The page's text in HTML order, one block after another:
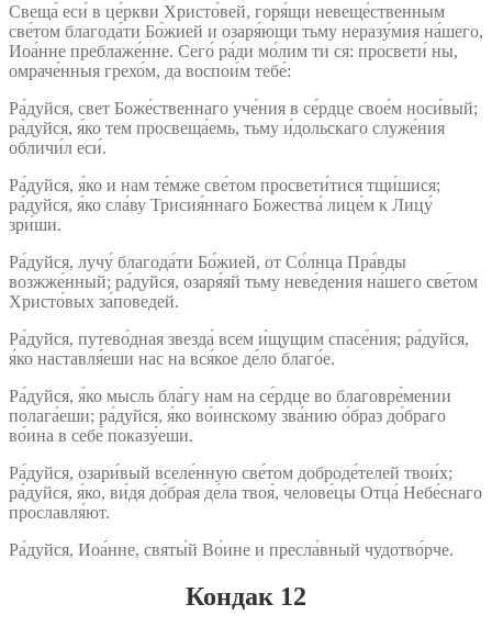
Свеща́ еси́ в це́ркви Христо́вей, горя́щи невеще́ственным
све́том благода́ти Бо́жией и озаря́ющи тьму неразу́мия на́шего,
Иоа́нне преблаже́нне. Сего́ ра́ди мо́лим ти ся: просвети́ ны,
омраче́нныя грехо́м, да воспои́м тебе́:
Ра́дуйся, свет Боже́ственнаго уче́ния в се́рдце свое́м носи́вый;
ра́дуйся, я́ко тем просвеща́емь, тьму и́дольскаго служе́ния
обличи́л еси́.
Ра́дуйся, я́ко и нам те́мже све́том просвети́тися тщи́шися;
ра́дуйся, я́ко сла́ву Трисия́ннаго Божества́ лице́м к Лицу́
зри́ши.
Ра́дуйся, лучу́ благода́ти Бо́жией, от Со́лнца Пра́вды
возжже́нный; ра́дуйся, озаря́яй тьму неве́дения на́шего све́том
Христо́вых за́поведей.
Ра́дуйся, путево́дная звезда́ всем и́щущим спасе́ния; ра́дуйся,
я́ко наставля́еши нас на вся́кое де́ло благо́е.
Ра́дуйся, я́ко мысль бла́гу нам на се́рдце во благовре́мении
полага́еши; ра́дуйся, я́ко во́инскому зва́нию о́браз до́браго
во́ина в себе́ показу́еши.
Ра́дуйся, озари́вый вселе́нную све́том доброде́телей твои́х;
ра́дуйся, я́ко, ви́дя до́брая де́ла твоя́, челове́цы Отца́ Небе́снаго
прославля́ют.
Ра́дуйся, Иоа́нне, святы́й Во́ине и пресла́вный чудотво́рче.
Кондак 12